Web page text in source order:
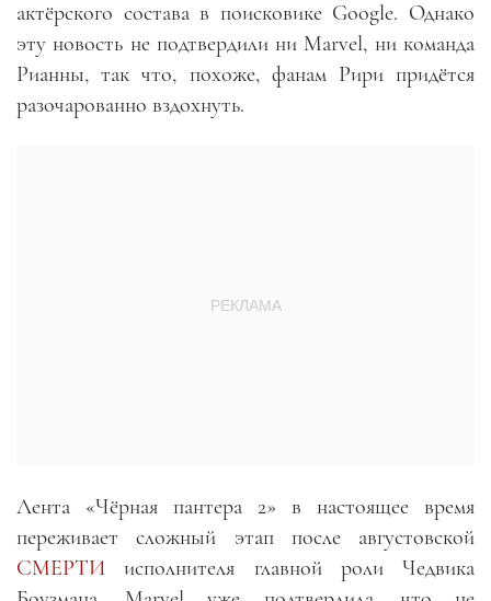
актёрского состава в поисковике Google. Однако
эту новость не подтвердили ни Marvel, ни команда
Рианны, так что, похоже, фанам Рири придётся
разочарованно вздохнуть.
Лента «Чёрная пантера 2» в настоящее время
переживает сложный этап после августовской
СМЕРТИ исполнителя главной роли Чедвика